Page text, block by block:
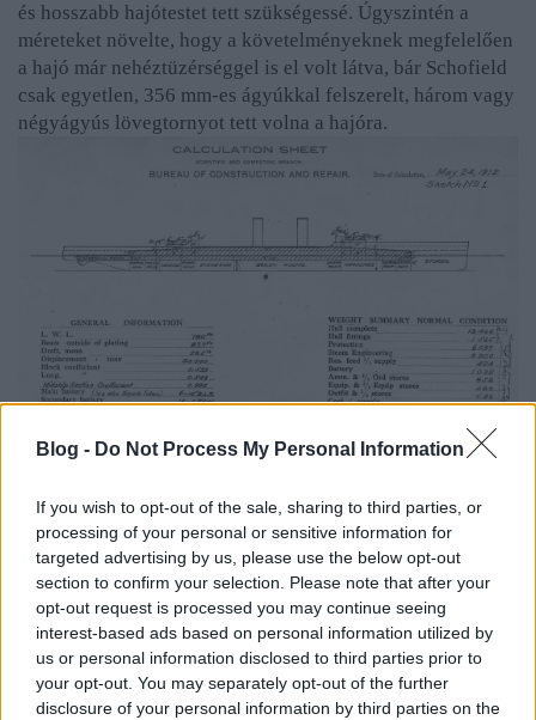
Blog - Do Not Process My Personal Information
If you wish to opt-out of the sale, sharing to third parties, or
processing of your personal or sensitive information for
targeted advertising by us, please use the below opt-out
section to confirm your selection. Please note that after your
opt-out request is processed you may continue seeing
interest-based ads based on personal information utilized by
us or personal information disclosed to third parties prior to
your opt-out. You may separately opt-out of the further
disclosure of your personal information by third parties on the
és hosszabb hajótestet tett szükségessé. Úgyszintén a
méreteket növelte, hogy a követelményeknek megfelelően
a hajó már nehéztüzérséggel is el volt látva, bár Schofield
csak egyetlen, 356 mm-es ágyúkkal felszerelt, három vagy
négyágyús lövegtornyot tett volna a hajóra.
Amerikai torpedó-csatahajó terv.
Robinson közel tucatnyi tervezet dolgozott ki. 30-36 ezer